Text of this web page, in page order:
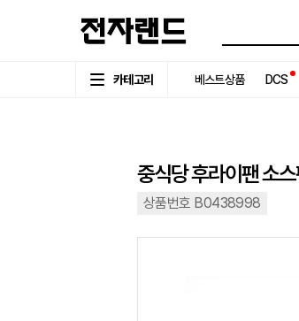
카테고리 베스트상품 DCS
중식당 후라이팬 소
상품번호 B0438998